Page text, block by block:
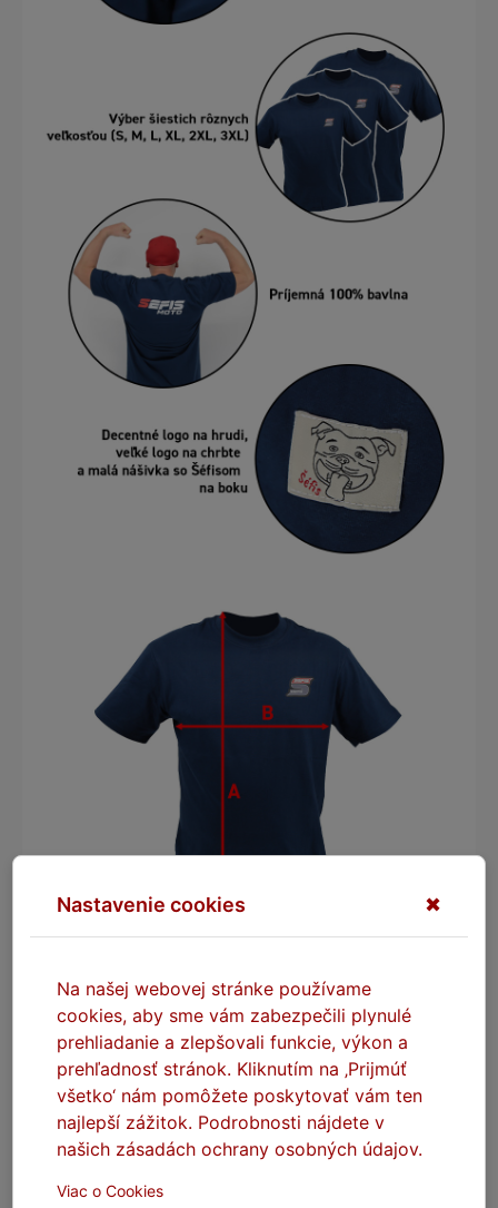
Nastavenie cookies ✖
Na našej webovej stránke používame
cookies, aby sme vám zabezpečili plynulé
prehliadanie a zlepšovali funkcie, výkon a
prehľadnosť stránok. Kliknutím na ‚Prijmúť
všetko‘ nám pomôžete poskytovať vám ten
najlepší zážitok. Podrobnosti nájdete v
našich zásadách ochrany osobných údajov.
Viac o Cookies